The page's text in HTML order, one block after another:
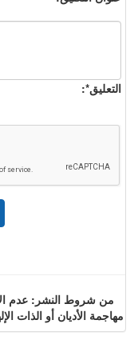
التعليق*:
من شروط النشر: عدم
مهاجمة الأديان أو الذات